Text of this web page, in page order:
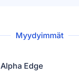
Myydyimmät
Alpha Edge